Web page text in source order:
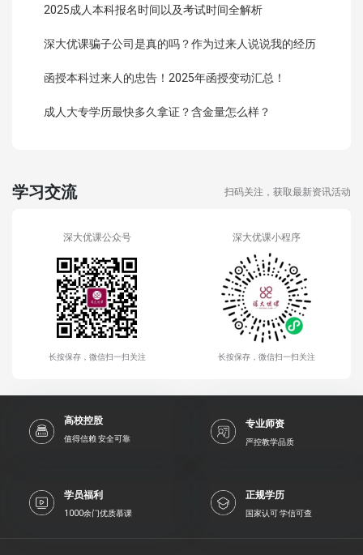
2025成人本科报名时间以及考试时间全解析
深大优课骗子公司是真的吗？作为过来人说说我的经历
函授本科过来人的忠告！2025年函授变动汇总！
成人大专学历最快多久拿证？含金量怎么样？
学习交流 扫码关注，获取最新资讯活动
深大优课公众号
长按保存，微信扫一扫关注
深大优课小程序
长按保存，微信扫一扫关注
高校控股
值得信赖 安全可靠
专业师资
严控教学品质
学员福利
1000余门优质慕课
正规学历
国家认可 学信可查